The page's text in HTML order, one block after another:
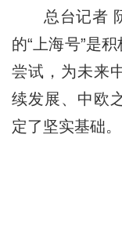
总台记者 阮
的“上海号”是
尝试，为未来
续发展、中欧
定了坚实基础。